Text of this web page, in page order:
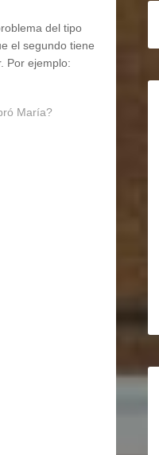
del tipo
el segundo tiene
Por ejemplo:
María?